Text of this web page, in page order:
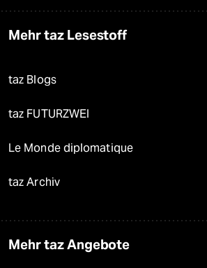
Mehr taz Lesestoff
taz Blogs
taz FUTURZWEI
Le Monde diplomatique
taz Archiv
Mehr taz Angebote